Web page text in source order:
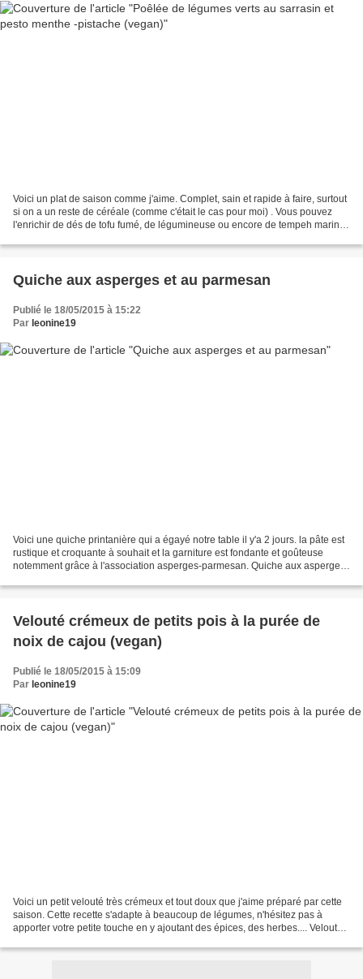
Voici un plat de saison comme j'aime. Complet, sain et rapide à faire, surtout
si on a un reste de céréale (comme c'était le cas pour moi) . Vous pouvez
l'enrichir de dés de tofu fumé, de légumineuse ou encore de tempeh mariné
Quiche aux asperges et au parmesan
Publié le 18/05/2015 à 15:22
Par leonine19
Voici une quiche printanière qui a égayé notre table il y'a 2 jours. la pâte est
rustique et croquante à souhait et la garniture est fondante et goûteuse
notemment grâce à l'association asperges-parmesan. Quiche aux asperges
Velouté crémeux de petits pois à la purée de
noix de cajou (vegan)
Publié le 18/05/2015 à 15:09
Par leonine19
Voici un petit velouté très crémeux et tout doux que j'aime préparé par cette
saison. Cette recette s'adapte à beaucoup de légumes, n'hésitez pas à
apporter votre petite touche en y ajoutant des épices, des herbes.... Velouté